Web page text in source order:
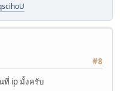
#8
ที่ ip มั้งครับ